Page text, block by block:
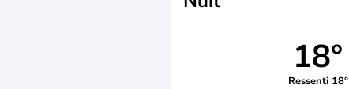
18°
Ressenti 18°